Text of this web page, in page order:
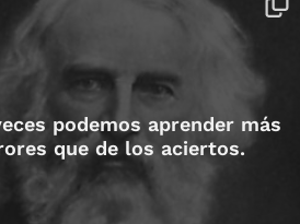
podemos aprender más
que de los aciertos.